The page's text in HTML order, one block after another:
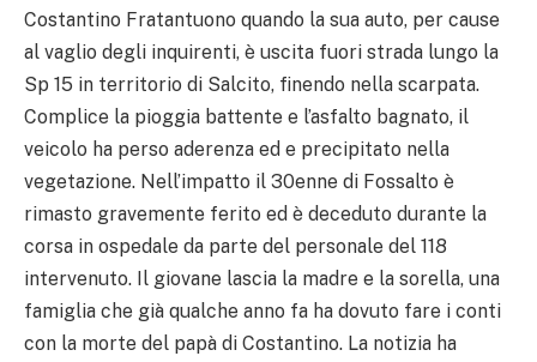
Costantino Fratantuono quando la sua auto, per cause
al vaglio degli inquirenti, è uscita fuori strada lungo la
Sp 15 in territorio di Salcito, finendo nella scarpata.
Complice la pioggia battente e l’asfalto bagnato, il
veicolo ha perso aderenza ed e precipitato nella
vegetazione. Nell’impatto il 30enne di Fossalto è
rimasto gravemente ferito ed è deceduto durante la
corsa in ospedale da parte del personale del 118
intervenuto. Il giovane lascia la madre e la sorella, una
famiglia che già qualche anno fa ha dovuto fare i conti
con la morte del papà di Costantino. La notizia ha